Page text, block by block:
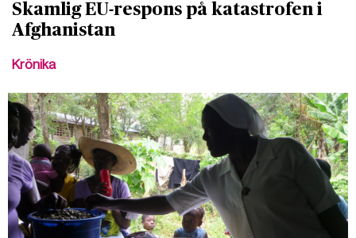
Skamlig EU-respons på katastrofen i
Afghanistan
Krönika